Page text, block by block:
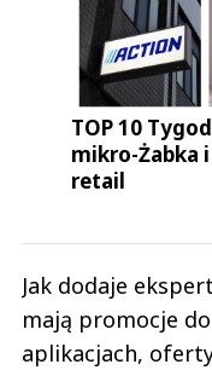
TOP 10
mikro-Żabka
retail
Jak dodaje
mają promocje
aplikacjach,